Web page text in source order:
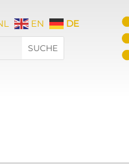
EN DE